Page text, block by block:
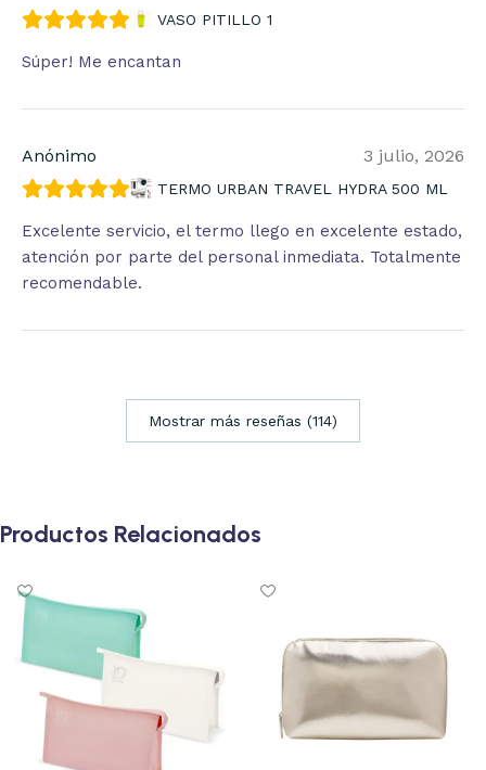
VASO PITILLO 1
Súper! Me encantan
Anónimo 3 julio, 2026
TERMO URBAN TRAVEL HYDRA 500 ML
Excelente servicio, el termo llego en excelente estado,
atención por parte del personal inmediata. Totalmente
recomendable.
Mostrar más reseñas (114)
Productos Relacionados